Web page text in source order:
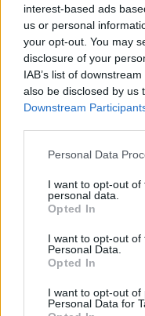
interest-based ads
us or personal
your opt-out. You may
disclosure of your
IAB’s list of
also be disclosed by us
Downstream
Please note that this
not limited to your visit
grant or deny consent
use your data for
consent section.
Personal Data
I want to opt-out
personal data.
Opted In
I want to opt-out of
Personal Data.
Opted In
I want to opt-out of
Personal Data for
HATÉVES
MENŐ VONAT ALÁ
2022. január. 12. 20:43
Mindketten meghaltak.
gondoskodik. A
feltételez.
FELAKASZTOTTA
MA DÉLUTÁN
2021. december. 29. 17:12
szenvedett autót a
KIDERÜLT, MI IGAZ
2021. december. 29. 14:11
Napok óta terjed a
ÖNGYILKOS LETT